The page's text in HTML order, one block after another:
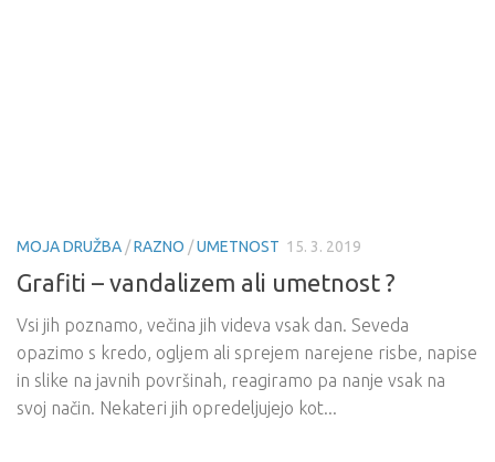
MOJA DRUŽBA /RAZNO /UMETNOST 15. 3. 2019
Grafiti – vandalizem ali umetnost ?
Vsi jih poznamo, večina jih videva vsak dan. Seveda
opazimo s kredo, ogljem ali sprejem narejene risbe, napise
in slike na javnih površinah, reagiramo pa nanje vsak na
svoj način. Nekateri jih opredeljujejo kot...